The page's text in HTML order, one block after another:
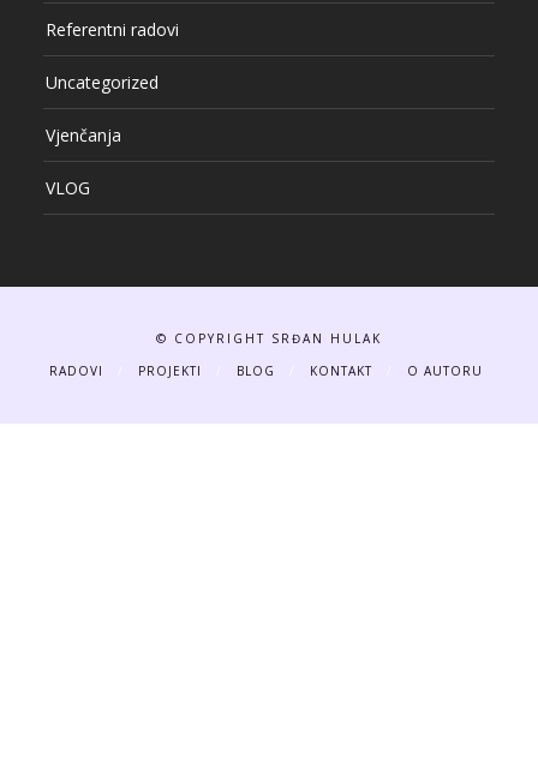
Referentni radovi
Uncategorized
Vjenčanja
VLOG
© COPYRIGHT SRĐAN HULAK
RADOVI
PROJEKTI BLOG KONTAKT O AUTORU